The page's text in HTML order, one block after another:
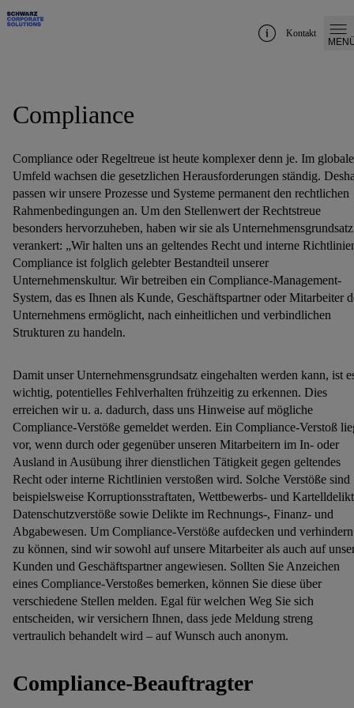
Kontakt
Compliance
Compliance oder Regeltreue ist heute komplexer denn je. Im
Umfeld wachsen die gesetzlichen Herausforderungen ständig.
passen wir unsere Prozesse und Systeme permanent den rechtlichen
Rahmenbedingungen an. Um den Stellenwert der Rechtstreue
besonders hervorzuheben, haben wir sie als Unternehmensgrundsatz
verankert: „Wir halten uns an geltendes Recht und interne
Compliance ist folglich gelebter Bestandteil unserer
Unternehmenskultur. Wir betreiben ein Compliance-Management-
System, das es Ihnen als Kunde, Geschäftspartner oder Mitarbeiter
Unternehmens ermöglicht, nach einheitlichen und verbindlichen
Strukturen zu handeln.
Damit unser Unternehmensgrundsatz eingehalten werden kann, ist
wichtig, potentielles Fehlverhalten frühzeitig zu erkennen. Dies
erreichen wir u. a. dadurch, dass uns Hinweise auf mögliche
Compliance-Verstöße gemeldet werden. Ein Compliance-Verstoß
vor, wenn durch oder gegenüber unseren Mitarbeitern im In- oder
Ausland in Ausübung ihrer dienstlichen Tätigkeit gegen geltendes
Recht oder interne Richtlinien verstoßen wird. Solche Verstöße sind
beispielsweise Korruptionsstraftaten, Wettbewerbs- und
Datenschutzverstöße sowie Delikte im Rechnungs-, Finanz- und
Abgabewesen. Um Compliance-Verstöße aufdecken und verhindern
zu können, sind wir sowohl auf unsere Mitarbeiter als auch auf
Kunden und Geschäftspartner angewiesen. Sollten Sie Anzeichen
eines Compliance-Verstoßes bemerken, können Sie diese über
verschiedene Stellen melden. Egal für welchen Weg Sie sich
entscheiden, wir versichern Ihnen, dass jede Meldung streng
vertraulich behandelt wird – auf Wunsch auch anonym.
Compliance-Beauftragter